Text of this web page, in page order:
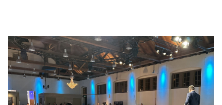
IM BUNDESTAG
IM EUROPÄISCHEN PARLAMENT
NEWSLETTER ABONNIEREN
BILDER